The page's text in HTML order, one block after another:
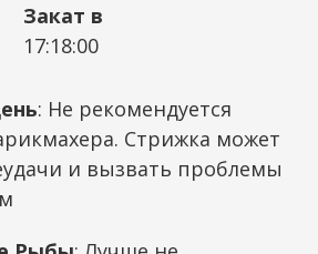
Закат в
17:18:00
: Не рекомендуется
Стрижка может
и вызвать проблемы